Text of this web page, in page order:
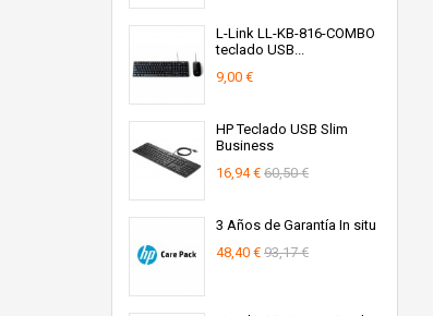
L-Link LL-KB-816-COMBO
teclado USB...
9,00 €
HP Teclado USB Slim
Business
16,94 € 60,50 €
3 Años de Garantía In situ
48,40 € 93,17 €